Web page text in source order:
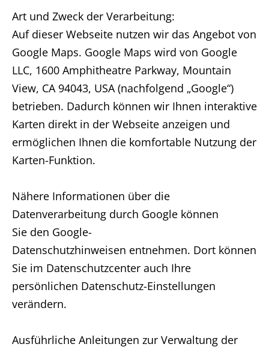
Art und Zweck der Verarbeitung:
Auf dieser Webseite nutzen wir das Angebot von
Google Maps. Google Maps wird von Google
LLC, 1600 Amphitheatre Parkway, Mountain
View, CA 94043, USA (nachfolgend „Google“)
betrieben. Dadurch können wir Ihnen interaktive
Karten direkt in der Webseite anzeigen und
ermöglichen Ihnen die komfortable Nutzung der
Karten-Funktion.
Nähere Informationen über die
Datenverarbeitung durch Google können
Sie den Google-
Datenschutzhinweisen entnehmen. Dort können
Sie im Datenschutzcenter auch Ihre
persönlichen Datenschutz-Einstellungen
verändern.
Ausführliche Anleitungen zur Verwaltung der